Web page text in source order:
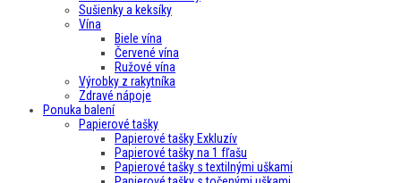
Sušienky a keksíky
Vína
Biele vína
Červené vína
Ružové vína
Výrobky z rakytníka
Zdravé nápoje
Ponuka balení
Papierové tašky
Papierové tašky Exkluzív
Papierové tašky na 1 fľašu
Papierové tašky s textilnými uškami